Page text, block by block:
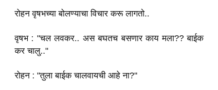
रोहन वृषभच्या बोलण्याचा विचार करू लागतो..
वृषभ : "चल लवकर.. अस बघतच बसणार काय मला?? बाईक
कर चालु.."
रोहन : "तुला बाईक चालवायची आहे ना?"